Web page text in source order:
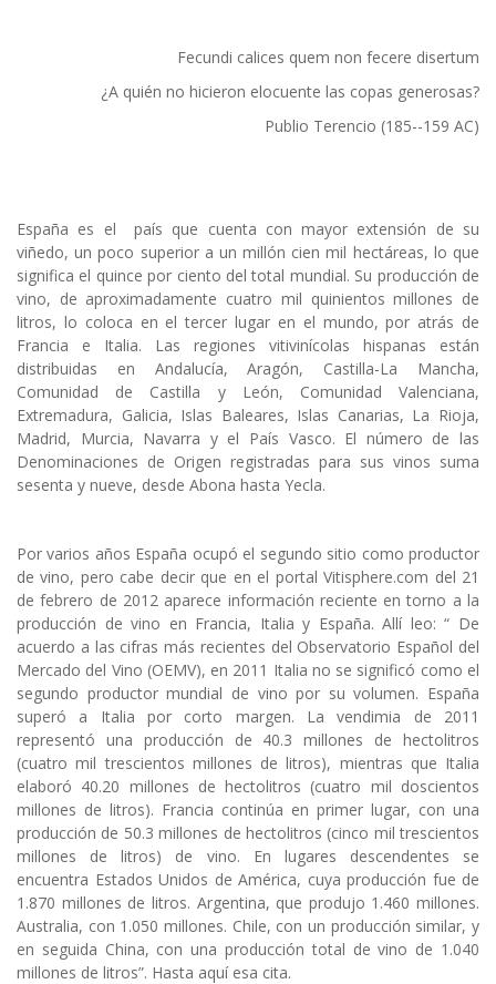
Fecundi calices quem non fecere disertum
¿A quién no hicieron elocuente las copas generosas?
Publio Terencio (185--159 AC)
España es el país que cuenta con mayor extensión de su
viñedo, un poco superior a un millón cien mil hectáreas, lo que
significa el quince por ciento del total mundial. Su producción de
vino, de aproximadamente cuatro mil quinientos millones de
litros, lo coloca en el tercer lugar en el mundo, por atrás de
Francia e Italia. Las regiones vitivinícolas hispanas están
distribuidas en Andalucía, Aragón, Castilla-La Mancha,
Comunidad de Castilla y León, Comunidad Valenciana,
Extremadura, Galicia, Islas Baleares, Islas Canarias, La Rioja,
Madrid, Murcia, Navarra y el País Vasco. El número de las
Denominaciones de Origen registradas para sus vinos suma
sesenta y nueve, desde Abona hasta Yecla.
Por varios años España ocupó el segundo sitio como productor
de vino, pero cabe decir que en el portal Vitisphere.com del 21
de febrero de 2012 aparece información reciente en torno a la
producción de vino en Francia, Italia y España. Allí leo: “ De
acuerdo a las cifras más recientes del Observatorio Español del
Mercado del Vino (OEMV), en 2011 Italia no se significó como el
segundo productor mundial de vino por su volumen. España
superó a Italia por corto margen. La vendimia de 2011
representó una producción de 40.3 millones de hectolitros
(cuatro mil trescientos millones de litros), mientras que Italia
elaboró 40.20 millones de hectolitros (cuatro mil doscientos
millones de litros). Francia continúa en primer lugar, con una
producción de 50.3 millones de hectolitros (cinco mil trescientos
millones de litros) de vino. En lugares descendentes se
encuentra Estados Unidos de América, cuya producción fue de
1.870 millones de litros. Argentina, que produjo 1.460 millones.
Australia, con 1.050 millones. Chile, con un producción similar, y
en seguida China, con una producción total de vino de 1.040
millones de litros”. Hasta aquí esa cita.